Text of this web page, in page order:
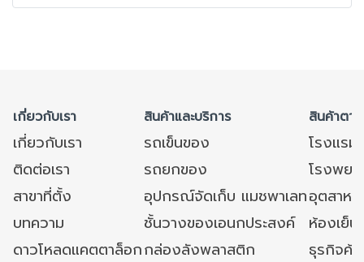
เกี่ยวกับเรา สินค้าและบริการ สินค้าตา
เกี่ยวกับเรา รถเข็นของ
โรงแร
ติดต่อเรา
รถยกของ
โรงพย
สาขาที่ตั้ง
อุปกรณ์จัดเก็บ แมชพาเลทอุตสาหก
บทความ
ชั้นวางของเอนกประสงค์
ห้องเย็
ดาวโหลดแคตตาล็อกกล่องลังพลาสติก
ธุรกิจค้